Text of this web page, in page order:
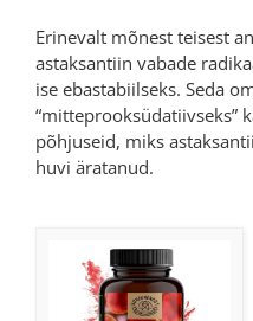
Erinevalt mõnest teisest
astaksantiin vabade
ise ebastabiilseks. Seda
“mitteprooksüdatiivseks”
põhjuseid, miks
huvi äratanud.